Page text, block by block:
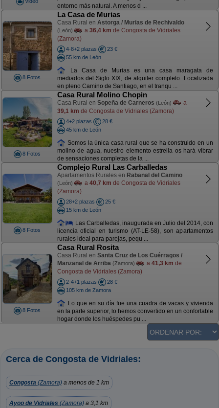
entorno más natural. A menos d ...
8 Fotos
La Casa de Murias
Casa Rural en Astorga / Murias de Rechivaldo
(León) a 36,4 km de Congosta de Vidriales
(Zamora)
4-8+2 plazas
23 €
55 km de León
La Casa de Murias es una casa maragata de
mediados del Siglo XIX, de alquiler completo. Localizada
en pleno Camino de Santiago, en el tranqu ...
8 Fotos
Casa Rural Molino Chopin
Casa Rural en Sopeña de Carneros (León)
a
39,1 km de Congosta de Vidriales (Zamora)
4+2 plazas
28 €
45 km de León
Somos la única casa rural que se ha construido en un
molino de agua, nuestro elemento estrella os hará vibrar
de sensaciones completas de la ...
8 Fotos
Complejo Rural Las Carballedas
Apartamentos Rurales en Rabanal del Camino
(León) a 40,7 km de Congosta de Vidriales
(Zamora)
28+2 plazas
25 €
15 km de León
Las Carballedas, inaugurada en Julio del 2014, con
licencia oficial en turismo (AT-LE-58), son apartamentos
rurales ideal para parejas, pequ ...
8 Fotos
Casa Rural Rosita
Casa Rural en Santa Cruz de Los Cuérragos /
Manzanal de Arriba (Zamora) a 41,3 km de
Congosta de Vidriales (Zamora)
2-4+1 plazas
28 €
105 km de Zamora
Lo que en su día fue una cuadra de vacas y vivienda
en la parte superior, lo hemos convertido en un confortable
hogar donde los huéspedes pu ...
Cerca de Congosta de Vidriales:
Congosta (Zamora) a menos de 1 km
Ayoo de Vidriales (Zamora) a 3,1 km